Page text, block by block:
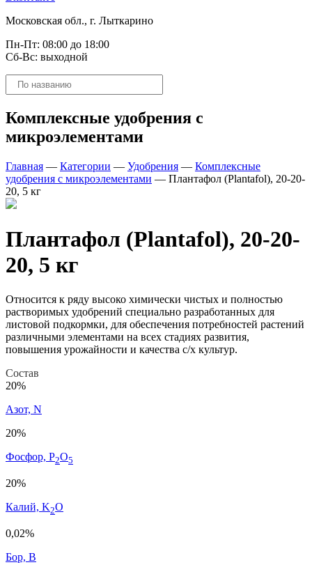
Московская обл., г. Лыткарино
Пн-Пт: 08:00 до 18:00
Сб-Вс: выходной
Поиск
товаров
Комплексные удобрения с
микроэлементами
Главная — Категории — Удобрения — Комплексные
удобрения с микроэлементами — Плантафол (Plantafol), 20-20-
20, 5 кг
Плантафол (Plantafol), 20-20-
20, 5 кг
Относится к ряду высоко химически чистых и полностью
растворимых удобрений специально разработанных для
листовой подкормки, для обеспечения потребностей растений
различными элементами на всех стадиях развития,
повышения урожайности и качества с/х культур.
Состав
20%
Азот, N
20%
Фосфор, P2O5
20%
Калий, K2O
0,02%
Бор, B